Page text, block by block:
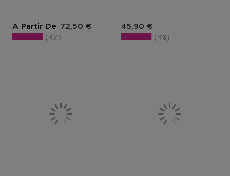
A Partir De Prix du produit
72,50 €
47
Prix du produit
45,90 €
46